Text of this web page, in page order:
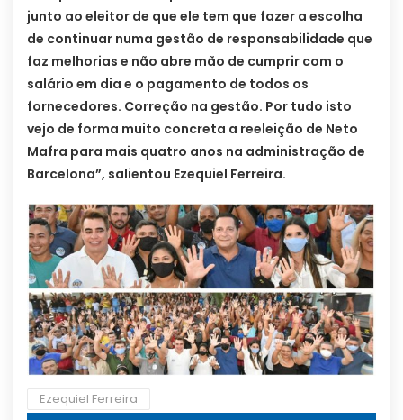
junto ao eleitor de que ele tem que fazer a escolha
de continuar numa gestão de responsabilidade que
faz melhorias e não abre mão de cumprir com o
salário em dia e o pagamento de todos os
fornecedores. Correção na gestão. Por tudo isto
vejo de forma muito concreta a reeleição de Neto
Mafra para mais quatro anos na administração de
Barcelona”, salientou Ezequiel Ferreira.
Ezequiel Ferreira